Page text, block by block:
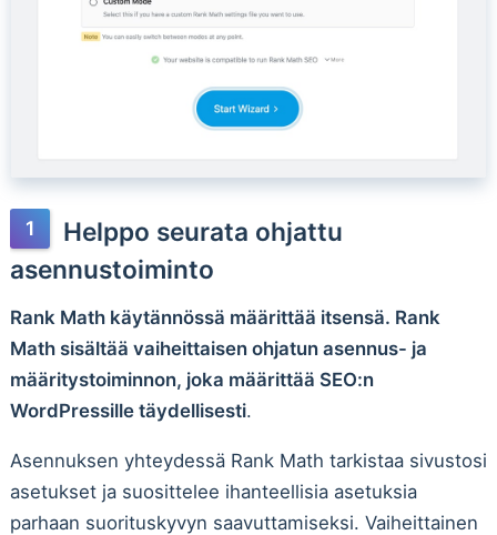
Helppo seurata ohjattu
asennustoiminto
Rank Math käytännössä määrittää itsensä. Rank
Math sisältää vaiheittaisen ohjatun asennus- ja
määritystoiminnon, joka määrittää SEO:n
WordPressille täydellisesti.
Asennuksen yhteydessä Rank Math tarkistaa sivustosi
asetukset ja suosittelee ihanteellisia asetuksia
parhaan suorituskyvyn saavuttamiseksi. Vaiheittainen